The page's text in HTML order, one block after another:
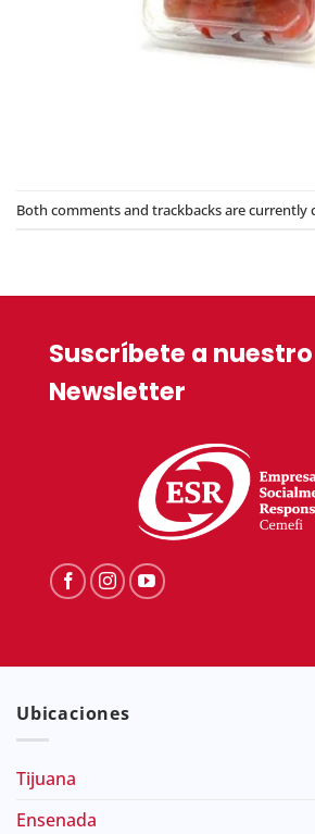
Both comments and trackbacks are currently
Suscríbete a nuestro
Newsletter
Ubicaciones
Tijuana
Ensenada